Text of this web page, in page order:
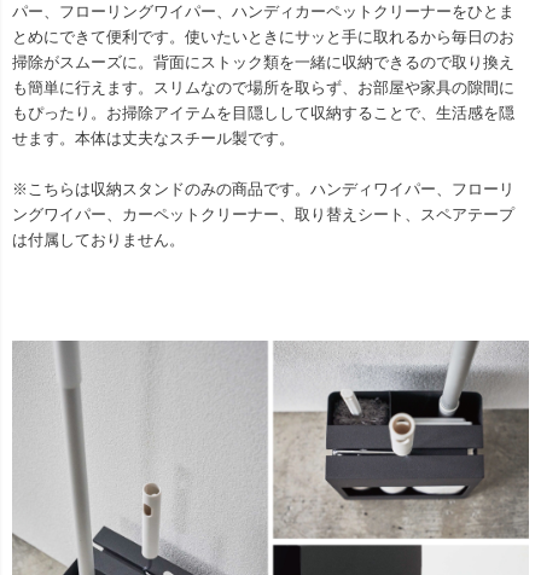
パー、フローリングワイパー、ハンディカーペットクリーナーをひとま
とめにできて便利です。使いたいときにサッと手に取れるから毎日のお
掃除がスムーズに。背面にストック類を一緒に収納できるので取り換え
も簡単に行えます。スリムなので場所を取らず、お部屋や家具の隙間に
もぴったり。お掃除アイテムを目隠しして収納することで、生活感を隠
せます。本体は丈夫なスチール製です。
※こちらは収納スタンドのみの商品です。ハンディワイパー、フローリ
ングワイパー、カーペットクリーナー、取り替えシート、スペアテープ
は付属しておりません。